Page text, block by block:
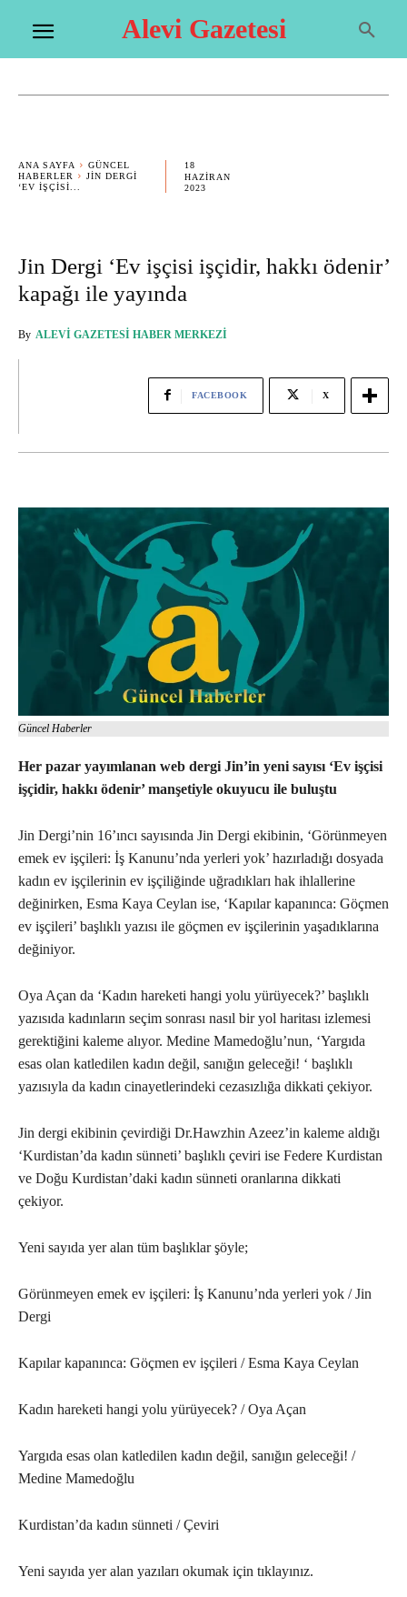
Alevi Gazetesi
ANA SAYFA
GÜNCEL
HABERLER
JIN DERGI
‘EV IŞÇISI...
18
HAZIRAN
2023
Jin Dergi ‘Ev işçisi işçidir, hakkı ödenir’
kapağı ile yayında
By ALEVI GAZETESI HABER MERKEZI
FACEBOOK X
Güncel Haberler
Her pazar yayımlanan web dergi Jin’in yeni sayısı ‘Ev işçisi
işçidir, hakkı ödenir’ manşetiyle okuyucu ile buluştu
Jin Dergi’nin 16’ıncı sayısında Jin Dergi ekibinin, ‘Görünmeyen
emek ev işçileri: İş Kanunu’nda yerleri yok’ hazırladığı dosyada
kadın ev işçilerinin ev işçiliğinde uğradıkları hak ihlallerine
değinirken, Esma Kaya Ceylan ise, ‘Kapılar kapanınca: Göçmen
ev işçileri’ başlıklı yazısı ile göçmen ev işçilerinin yaşadıklarına
değiniyor.
Oya Açan da ‘Kadın hareketi hangi yolu yürüyecek?’ başlıklı
yazısıda kadınların seçim sonrası nasıl bir yol haritası izlemesi
gerektiğini kaleme alıyor. Medine Mamedoğlu’nun, ‘Yargıda
esas olan katledilen kadın değil, sanığın geleceği! ‘ başlıklı
yazısıyla da kadın cinayetlerindeki cezasızlığa dikkati çekiyor.
Jin dergi ekibinin çevirdiği Dr.Hawzhin Azeez’in kaleme aldığı
‘Kurdistan’da kadın sünneti’ başlıklı çeviri ise Federe Kurdistan
ve Doğu Kurdistan’daki kadın sünneti oranlarına dikkati
çekiyor.
Yeni sayıda yer alan tüm başlıklar şöyle;
Görünmeyen emek ev işçileri: İş Kanunu’nda yerleri yok / Jin
Dergi
Kapılar kapanınca: Göçmen ev işçileri / Esma Kaya Ceylan
Kadın hareketi hangi yolu yürüyecek? / Oya Açan
Yargıda esas olan katledilen kadın değil, sanığın geleceği! /
Medine Mamedoğlu
Kurdistan’da kadın sünneti / Çeviri
Yeni sayıda yer alan yazıları okumak için tıklayınız.